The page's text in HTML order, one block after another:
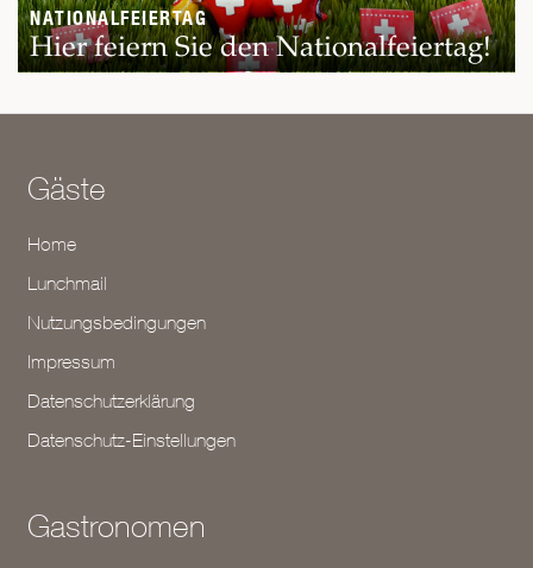
NATIONALFEIERTAG
Hier feiern Sie den Nationalfeiertag!
Gäste
Home
Lunchmail
Nutzungsbedingungen
Impressum
Datenschutzerklärung
Datenschutz-Einstellungen
Gastronomen